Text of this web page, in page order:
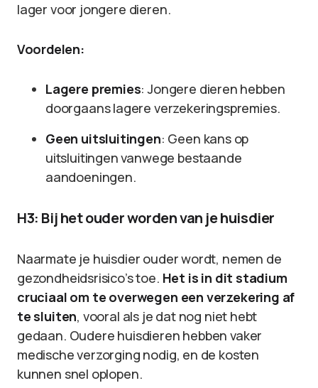
lager voor jongere dieren.
Voordelen:
Lagere premies: Jongere dieren hebben
doorgaans lagere verzekeringspremies.
Geen uitsluitingen: Geen kans op
uitsluitingen vanwege bestaande
aandoeningen.
H3: Bij het ouder worden van je huisdier
Naarmate je huisdier ouder wordt, nemen de
gezondheidsrisico’s toe. Het is in dit stadium
cruciaal om te overwegen een verzekering af
te sluiten, vooral als je dat nog niet hebt
gedaan. Oudere huisdieren hebben vaker
medische verzorging nodig, en de kosten
kunnen snel oplopen.